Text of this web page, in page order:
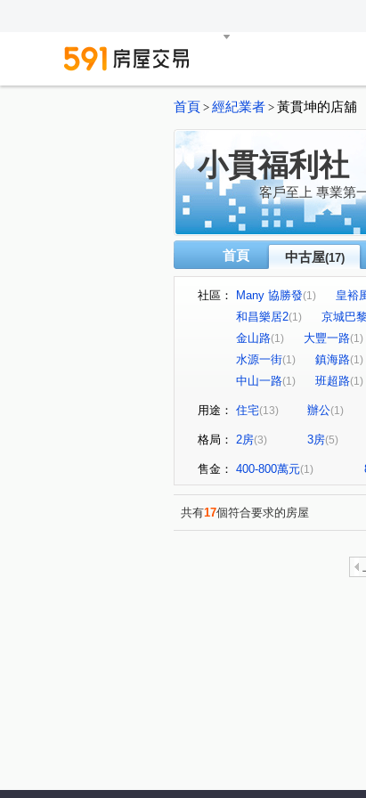
首頁 > 經紀業者 > 黃貫坤的店舖
小貫福利社
客戶至上 專業第
首頁 中古屋(17)
社區： Many 協勝發(1) 皇裕
和昌樂居2(1) 京城巴黎
金山路(1) 大豐一路(1)
水源一街(1) 鎮海路(1)
中山一路(1) 班超路(1)
用途： 住宅(13) 辦公(1)
格局： 2房(3) 3房(5)
售金： 400-800萬元(1)
共有17個符合要求的房屋